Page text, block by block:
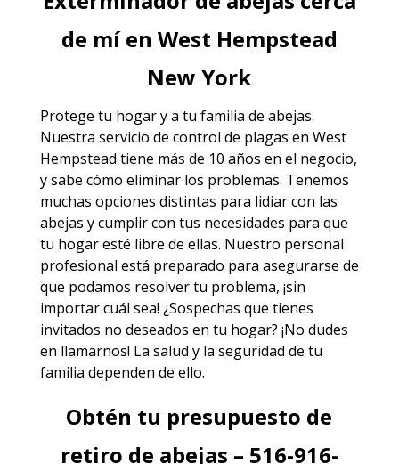
de mí en West Hempstead
New York
Protege tu hogar y a tu familia de abejas.
Nuestra servicio de control de plagas en West
Hempstead tiene más de 10 años en el negocio,
y sabe cómo eliminar los problemas. Tenemos
muchas opciones distintas para lidiar con las
abejas y cumplir con tus necesidades para que
tu hogar esté libre de ellas. Nuestro personal
profesional está preparado para asegurarse de
que podamos resolver tu problema, ¡sin
importar cuál sea! ¿Sospechas que tienes
invitados no deseados en tu hogar? ¡No dudes
en llamarnos! La salud y la seguridad de tu
familia dependen de ello.
Obtén tu presupuesto de
retiro de abejas – 516-916-